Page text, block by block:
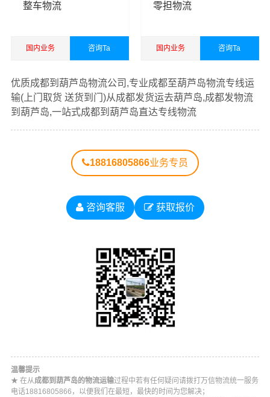
整车物流
国内业务 咨询Ta
零担物流
国内业务 咨询Ta
优质成都到葫芦岛物流公司,专业成都至葫芦岛物流专线运
输(上门取货 送货到门)从成都发货运去葫芦岛,成都发物流
到葫芦岛,一站式成都到葫芦岛直达专线物流
18816805866业务专员
咨询客服 获取报价
温馨提示
★ 在从成都到葫芦岛的物流运输过程中若有任何疑问请拨打万信物流统一服务
电话18816805866，以便我们在最短，最快的时间为您解决；